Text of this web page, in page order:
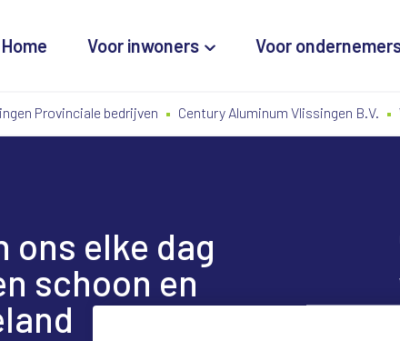
Home Voor inwoners Voor
Provinciale bedrijven Century Aluminum Vlissingen B.V.
ons elke dag
schoon en